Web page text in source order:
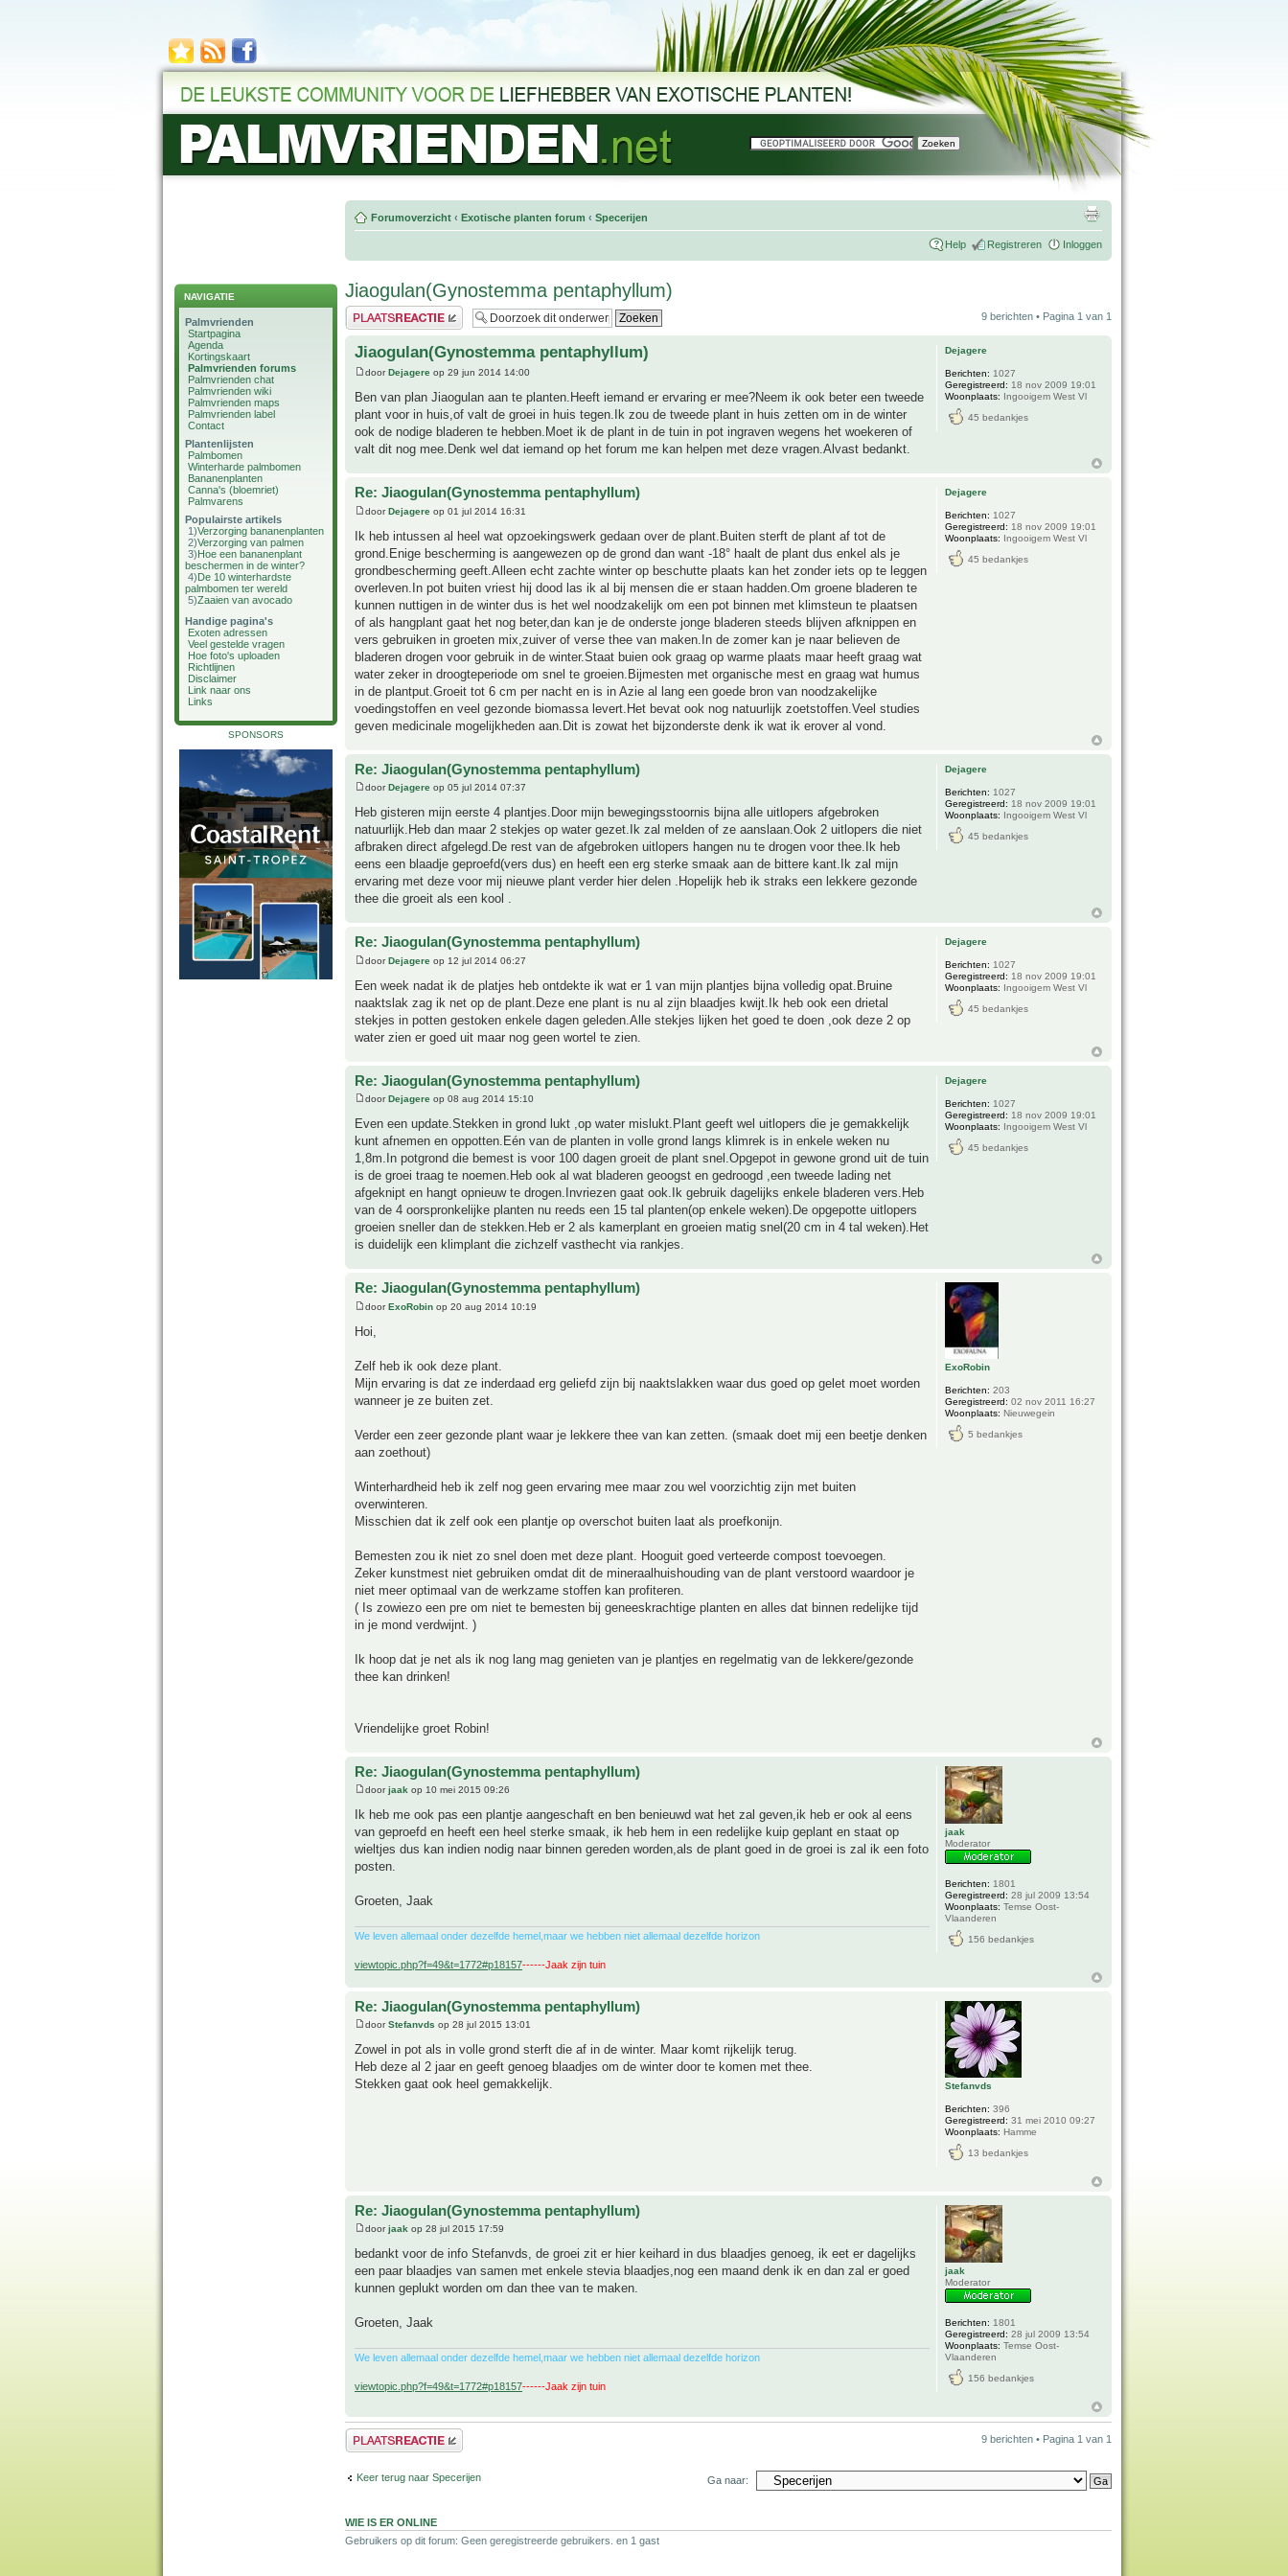
NAVIGATIE
Palmvrienden
Startpagina
Agenda
Kortingskaart
Palmvrienden forums
Palmvrienden chat
Palmvrienden wiki
Palmvrienden maps
Palmvrienden label
Contact
Plantenlijsten
Palmbomen
Winterharde palmbomen
Bananenplanten
Canna's (bloemriet)
Palmvarens
Populairste artikels
1)Verzorging bananenplanten
2)Verzorging van palmen
3)Hoe een bananenplant
beschermen in de winter?
4)De 10 winterhardste
palmbomen ter wereld
5)Zaaien van avocado
Handige pagina's
Exoten adressen
Veel gestelde vragen
Hoe foto's uploaden
Richtlijnen
Disclaimer
Link naar ons
Links
SPONSORS
Forumoverzicht ‹ Exotische planten forum ‹ Specerijen
Help Registreren Inloggen
Jiaogulan(Gynostemma pentaphyllum)
Plaats een reactie 9 berichten • Pagina 1 van 1
Jiaogulan(Gynostemma pentaphyllum)
doorDejagere op 29 jun 2014 14:00
Ben van plan Jiaogulan aan te planten.Heeft iemand er ervaring er mee?Neem ik ook beter een tweede
plant voor in huis,of valt de groei in huis tegen.Ik zou de tweede plant in huis zetten om in de winter
ook de nodige bladeren te hebben.Moet ik de plant in de tuin in pot ingraven wegens het woekeren of
valt dit nog mee.Denk wel dat iemand op het forum me kan helpen met deze vragen.Alvast bedankt.
Dejagere
Berichten: 1027
Geregistreerd: 18 nov 2009 19:01
Woonplaats: Ingooigem West Vl
45 bedankjes
Re: Jiaogulan(Gynostemma pentaphyllum)
doorDejagere op 01 jul 2014 16:31
Ik heb intussen al heel wat opzoekingswerk gedaan over de plant.Buiten sterft de plant af tot de
grond.Enige bescherming is aangewezen op de grond dan want -18° haalt de plant dus enkel als je
grondbescherming geeft.Alleen echt zachte winter op beschutte plaats kan het zonder iets op te leggen
overleven.In pot buiten vriest hij dood las ik al bij mensen die er staan hadden.Om groene bladeren te
kunnen nuttigen in de winter dus is het wel noodzakelijk om een pot binnen met klimsteun te plaatsen
of als hangplant gaat het nog beter,dan kan je de onderste jonge bladeren steeds blijven afknippen en
vers gebruiken in groeten mix,zuiver of verse thee van maken.In de zomer kan je naar believen de
bladeren drogen voor gebruik in de winter.Staat buien ook graag op warme plaats maar heeft graag wat
water zeker in droogteperiode om snel te groeien.Bijmesten met organische mest en graag wat humus
in de plantput.Groeit tot 6 cm per nacht en is in Azie al lang een goede bron van noodzakelijke
voedingstoffen en veel gezonde biomassa levert.Het bevat ook nog natuurlijk zoetstoffen.Veel studies
geven medicinale mogelijkheden aan.Dit is zowat het bijzonderste denk ik wat ik erover al vond.
Dejagere
Berichten: 1027
Geregistreerd: 18 nov 2009 19:01
Woonplaats: Ingooigem West Vl
45 bedankjes
Re: Jiaogulan(Gynostemma pentaphyllum)
doorDejagere op 05 jul 2014 07:37
Heb gisteren mijn eerste 4 plantjes.Door mijn bewegingsstoornis bijna alle uitlopers afgebroken
natuurlijk.Heb dan maar 2 stekjes op water gezet.Ik zal melden of ze aanslaan.Ook 2 uitlopers die niet
afbraken direct afgelegd.De rest van de afgebroken uitlopers hangen nu te drogen voor thee.Ik heb
eens een blaadje geproefd(vers dus) en heeft een erg sterke smaak aan de bittere kant.Ik zal mijn
ervaring met deze voor mij nieuwe plant verder hier delen .Hopelijk heb ik straks een lekkere gezonde
thee die groeit als een kool .
Dejagere
Berichten: 1027
Geregistreerd: 18 nov 2009 19:01
Woonplaats: Ingooigem West Vl
45 bedankjes
Re: Jiaogulan(Gynostemma pentaphyllum)
doorDejagere op 12 jul 2014 06:27
Een week nadat ik de platjes heb ontdekte ik wat er 1 van mijn plantjes bijna volledig opat.Bruine
naaktslak zag ik net op de plant.Deze ene plant is nu al zijn blaadjes kwijt.Ik heb ook een drietal
stekjes in potten gestoken enkele dagen geleden.Alle stekjes lijken het goed te doen ,ook deze 2 op
water zien er goed uit maar nog geen wortel te zien.
Dejagere
Berichten: 1027
Geregistreerd: 18 nov 2009 19:01
Woonplaats: Ingooigem West Vl
45 bedankjes
Re: Jiaogulan(Gynostemma pentaphyllum)
doorDejagere op 08 aug 2014 15:10
Even een update.Stekken in grond lukt ,op water mislukt.Plant geeft wel uitlopers die je gemakkelijk
kunt afnemen en oppotten.Eén van de planten in volle grond langs klimrek is in enkele weken nu
1,8m.In potgrond die bemest is voor 100 dagen groeit de plant snel.Opgepot in gewone grond uit de tuin
is de groei traag te noemen.Heb ook al wat bladeren geoogst en gedroogd ,een tweede lading net
afgeknipt en hangt opnieuw te drogen.Invriezen gaat ook.Ik gebruik dagelijks enkele bladeren vers.Heb
van de 4 oorspronkelijke planten nu reeds een 15 tal planten(op enkele weken).De opgepotte uitlopers
groeien sneller dan de stekken.Heb er 2 als kamerplant en groeien matig snel(20 cm in 4 tal weken).Het
is duidelijk een klimplant die zichzelf vasthecht via rankjes.
Dejagere
Berichten: 1027
Geregistreerd: 18 nov 2009 19:01
Woonplaats: Ingooigem West Vl
45 bedankjes
Re: Jiaogulan(Gynostemma pentaphyllum)
doorExoRobin op 20 aug 2014 10:19
Hoi,
Zelf heb ik ook deze plant.
Mijn ervaring is dat ze inderdaad erg geliefd zijn bij naaktslakken waar dus goed op gelet moet worden
wanneer je ze buiten zet.
Verder een zeer gezonde plant waar je lekkere thee van kan zetten. (smaak doet mij een beetje denken
aan zoethout)
Winterhardheid heb ik zelf nog geen ervaring mee maar zou wel voorzichtig zijn met buiten
overwinteren.
Misschien dat ik zelf ook een plantje op overschot buiten laat als proefkonijn.
Bemesten zou ik niet zo snel doen met deze plant. Hooguit goed verteerde compost toevoegen.
Zeker kunstmest niet gebruiken omdat dit de mineraalhuishouding van de plant verstoord waardoor je
niet meer optimaal van de werkzame stoffen kan profiteren.
( Is zowiezo een pre om niet te bemesten bij geneeskrachtige planten en alles dat binnen redelijke tijd
in je mond verdwijnt. )
Ik hoop dat je net als ik nog lang mag genieten van je plantjes en regelmatig van de lekkere/gezonde
thee kan drinken!
Vriendelijke groet Robin!
ExoRobin
Berichten: 203
Geregistreerd: 02 nov 2011 16:27
Woonplaats: Nieuwegein
5 bedankjes
Re: Jiaogulan(Gynostemma pentaphyllum)
doorjaak op 10 mei 2015 09:26
Ik heb me ook pas een plantje aangeschaft en ben benieuwd wat het zal geven,ik heb er ook al eens
van geproefd en heeft een heel sterke smaak, ik heb hem in een redelijke kuip geplant en staat op
wieltjes dus kan indien nodig naar binnen gereden worden,als de plant goed in de groei is zal ik een foto
posten.
Groeten, Jaak
We leven allemaal onder dezelfde hemel,maar we hebben niet allemaal dezelfde horizon
viewtopic.php?f=49&t=1772#p18157------Jaak zijn tuin
jaak
Moderator
Berichten: 1801
Geregistreerd: 28 jul 2009 13:54
Woonplaats: Temse Oost-
Vlaanderen
156 bedankjes
Re: Jiaogulan(Gynostemma pentaphyllum)
doorStefanvds op 28 jul 2015 13:01
Zowel in pot als in volle grond sterft die af in de winter. Maar komt rijkelijk terug.
Heb deze al 2 jaar en geeft genoeg blaadjes om de winter door te komen met thee.
Stekken gaat ook heel gemakkelijk.
Stefanvds
Berichten: 396
Geregistreerd: 31 mei 2010 09:27
Woonplaats: Hamme
13 bedankjes
Re: Jiaogulan(Gynostemma pentaphyllum)
doorjaak op 28 jul 2015 17:59
bedankt voor de info Stefanvds, de groei zit er hier keihard in dus blaadjes genoeg, ik eet er dagelijks
een paar blaadjes van samen met enkele stevia blaadjes,nog een maand denk ik en dan zal er goed
kunnen geplukt worden om dan thee van te maken.
Groeten, Jaak
We leven allemaal onder dezelfde hemel,maar we hebben niet allemaal dezelfde horizon
viewtopic.php?f=49&t=1772#p18157------Jaak zijn tuin
jaak
Moderator
Berichten: 1801
Geregistreerd: 28 jul 2009 13:54
Woonplaats: Temse Oost-
Vlaanderen
156 bedankjes
Plaats een reactie 9 berichten • Pagina 1 van 1
Keer terug naar Specerijen Ga naar:
WIE IS ER ONLINE
Gebruikers op dit forum: Geen geregistreerde gebruikers. en 1 gast